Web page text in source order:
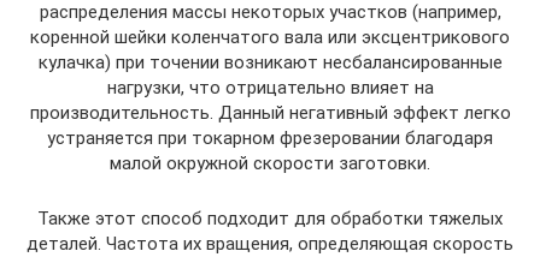
распределения массы некоторых участков (например,
коренной шейки коленчатого вала или эксцентрикового
кулачка) при точении возникают несбалансированные
нагрузки, что отрицательно влияет на
производительность. Данный негативный эффект легко
устраняется при токарном фрезеровании благодаря
малой окружной скорости заготовки.
Также этот способ подходит для обработки тяжелых
деталей. Частота их вращения, определяющая скорость